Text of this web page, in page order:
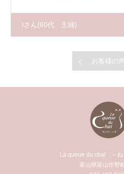
Iさん(60代 主婦)
お客様の
La queue du chat ～ね
富山県富山市野